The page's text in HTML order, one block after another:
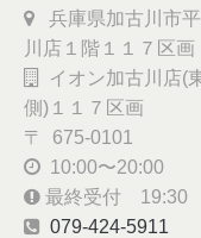
兵庫県加古川市
川店１階１１７区画
イオン加古川店(
側)１１７区画
〒 675-0101
10:00〜20:00
最終受付 19:30
079-424-5911